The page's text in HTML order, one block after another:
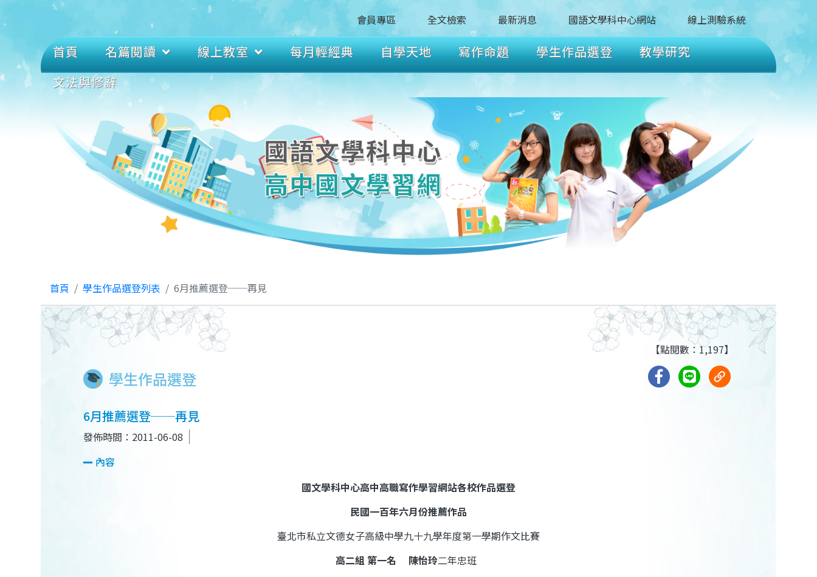
會員專區 全文檢索 最新消息 國語文學科中心網站 線上測驗系統
首頁 名篇閱讀 線上教室 每月輕經典 自學天地 寫作命題 學生作品選登
教學研究
文法與修辭
首頁 學生作品選登列表 6月推薦選登──再見
學生作品選登
【點閱數：1,197】
6月推薦選登──再見
發佈時間：2011-06-08
內容
國文學科中心高中高職寫作學習網站各校作品選登
民國一百年六月份推薦作品
臺北市私立文德女子高級中學九十九學年度第一學期作文比賽
高二組 第一名 陳怡玲二年忠班